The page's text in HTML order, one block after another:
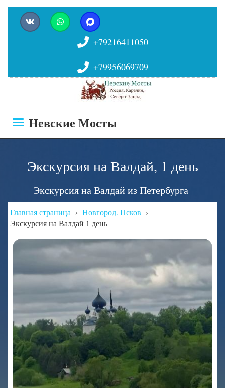
+79216411050
+79956069709
Невские Мосты
Экскурсия на Валдай, 1 день
Экскурсия на Валдай из Петербурга
Главная страница › Новгород. Псков ›
Экскурсия на Валдай 1 день